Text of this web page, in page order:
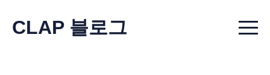
CLAP 블로그 Menu